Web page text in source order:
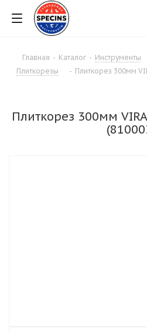
Главная - Каталог - Инструменты
Плиткорезы
- Плиткорез 300мм
Плиткорез 300мм